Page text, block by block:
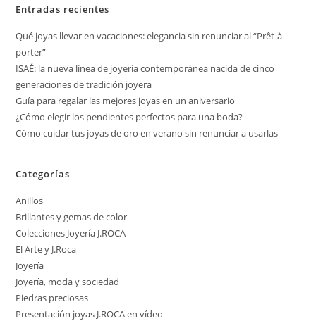
Entradas recientes
Qué joyas llevar en vacaciones: elegancia sin renunciar al “Prêt-à-
porter”
ISAÉ: la nueva línea de joyería contemporánea nacida de cinco
generaciones de tradición joyera
Guía para regalar las mejores joyas en un aniversario
¿Cómo elegir los pendientes perfectos para una boda?
Cómo cuidar tus joyas de oro en verano sin renunciar a usarlas
Categorías
Anillos
Brillantes y gemas de color
Colecciones Joyería J.ROCA
El Arte y J.Roca
Joyería
Joyería, moda y sociedad
Piedras preciosas
Presentación joyas J.ROCA en vídeo